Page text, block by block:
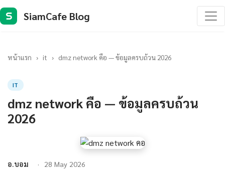
S SiamCafe Blog
หน้าแรก › it › dmz network คือ — ข้อมูลครบถ้วน 2026
IT
dmz network คือ — ข้อมูลครบถ้วน
2026
อ.บอม 28 May 2026